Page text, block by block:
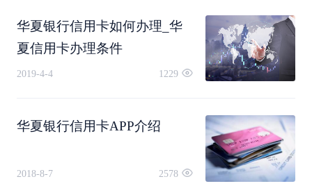
维护运营的移动支付APP。
华夏银行信用卡如何办理_华
夏信用卡办理条件
2019-4-4 1229
华夏银行信用卡APP介绍
2018-8-7 2578